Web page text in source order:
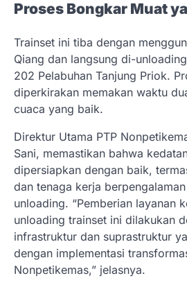
Proses Bongkar Muat
Trainset ini tiba dengan
Qiang dan langsung di-
202 Pelabuhan Tanjung Priok.
diperkirakan memakan waktu
cuaca yang baik.
Direktur Utama PTP
Sani, memastikan bahwa
dipersiapkan dengan baik,
dan tenaga kerja
unloading. “Pemberian layanan
unloading trainset ini dilakukan
infrastruktur dan suprastruktur
dengan implementasi
Nonpetikemas,” jelasnya.